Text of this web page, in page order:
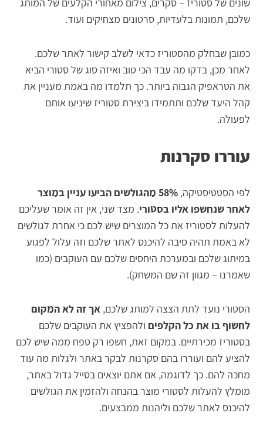
שונים של סטוריז – סקרים, צילום מאחורי הקלעים של המותג
שלכם, תמונות בלעדיות, סרטונים מצחיקים ועוד.
כמובן שבחלק מהסטוריז כדאי לשלב קישור לאתר שלכם.
לאחר מכן, בדקו מה עבד הכי טוב ואיזה סוג של סטורי הביא
את הטראפיק הגבוה ביותר. כך תלמדו מה באמת מעניין את
קהל היעד שלכם ותתמידו ביצירת סטוריז שיניעו אותם
לפעולה.
עוררו סקרנות
לפי הסטטיסטיקה,
58% מהגולשים הביעו עניין במוצר
לאחר שנחשפו אליו בסטורי. מצד שני, אין זה אומר שעליכם
להעלות לסטוריז את כל המוצרים שיש לכם כי אחרת לגולשים
לא באמת תהיה סיבה להיכנס לאתר שלכם וזה עלול לפגוע
במיתוג שלכם ובמערכת היחסים שלכם עם העוקבים (כמו
שאמרנו – מגוון זה שם המשחק).
הסטורי נועד לתת הצצה למותג שלכם,אך זה לא המקום
לחשוף בו את כל הקלפים ולהפציץ את העוקבים שלכם
בסטוריז מכירתיים. במקום זאת, חשפו רק טפח ממה שיש לכם
להציע להם ועוררו בהם סקרנות לבקר באתר ולגלות מה עוד
מחכה להם. כך לדוגמה, אם אתם יוצאים בסייל גדול באתר,
מומלץ להעלות לסטורי מוצר בהנחה ולהזמין את הגולשים
להיכנס לאתר שלכם וליהנות ממבצעים.